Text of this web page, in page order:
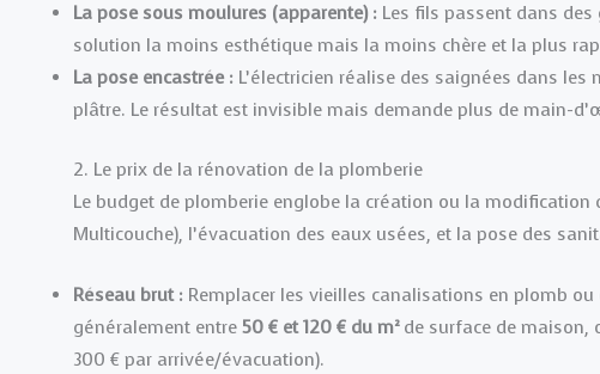
La pose sous moulures (apparente) : Les fils passent dans
solution la moins esthétique mais la moins chère et la plus
La pose encastrée : L’électricien réalise des saignées dans
plâtre. Le résultat est invisible mais demande plus de main-
2. Le prix de la rénovation de la plomberie
Le budget de plomberie englobe la création ou la modification
Multicouche), l’évacuation des eaux usées, et la pose des
Réseau brut : Remplacer les vieilles canalisations en plomb
généralement entre 50 € et 120 € du m²de surface de maison,
300 € par arrivée/évacuation).